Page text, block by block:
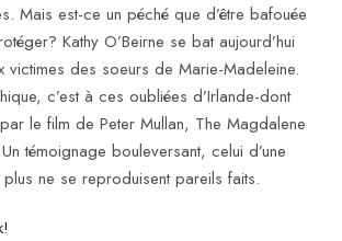
Mais est-ce un péché que d’être bafouée
Kathy O’Beirne se bat aujourd’hui
victimes des soeurs de Marie-Madeleine.
c’est à ces oubliées d’Irlande-dont
le film de Peter Mullan, The Magdalene
témoignage bouleversant, celui d’une
ne se reproduisent pareils faits.